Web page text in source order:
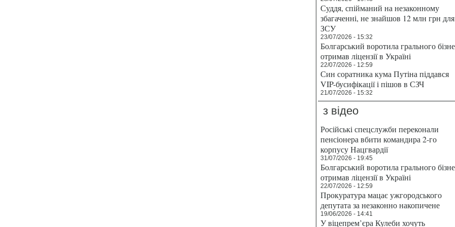
Суддя, спійманий на незаконному
збагаченні, не знайшов 12 млн грн для
ЗСУ
23/07/2026 - 15:32
Болгарський воротила грального
отримав ліцензії в Україні
22/07/2026 - 12:59
Син соратника кума Путіна піддався
VIP-бусифікації і пішов в СЗЧ
21/07/2026 - 15:32
з відео
Російські спецслужби переконали
пенсіонера вбити командира 2-го
корпусу Нацгвардії
31/07/2026 - 19:45
Болгарський воротила грального
отримав ліцензії в Україні
22/07/2026 - 12:59
Прокуратура мацає ужгородського
депутата за незаконно накопичене
19/06/2026 - 14:41
У віцепрем’єра Кулеби хочуть